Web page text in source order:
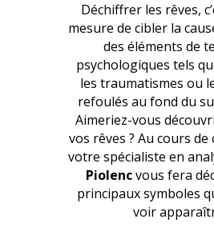
Déchiffrer les rêves,
mesure de cibler la
des éléments de
psychologiques tels
les traumatismes ou
refoulés au fond du
Aimeriez-vous
vos rêves ? Au cours de
votre spécialiste en
Piolencvous fera
principaux symboles
voir